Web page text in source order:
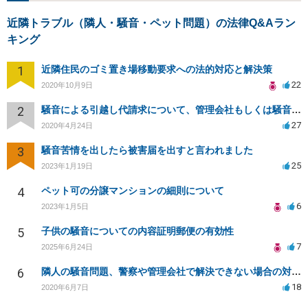
近隣トラブル（隣人・騒音・ペット問題）の法律Q&Aラン
キング
1 近隣住民のゴミ置き場移動要求への法的対応と解決策
2020年10月9日 22
2 騒音による引越し代請求について、管理会社もしくは騒音主から請求できるか？
2020年4月24日 27
3 騒音苦情を出したら被害届を出すと言われました
2023年1月19日 25
4 ペット可の分譲マンションの細則について
2023年1月5日 6
5 子供の騒音についての内容証明郵便の有効性
2025年6月24日 7
6 隣人の騒音問題、警察や管理会社で解決できない場合の対策は？
2020年6月7日 18